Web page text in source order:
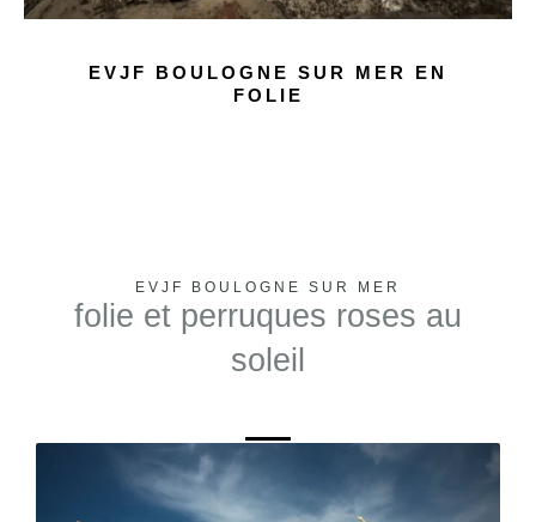
EVJF BOULOGNE SUR MER EN
FOLIE
EVJF BOULOGNE SUR MER
folie et perruques roses au
soleil